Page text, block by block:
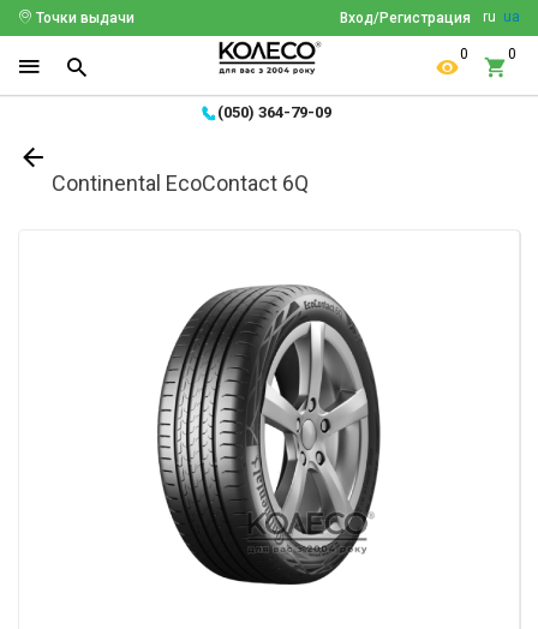
ru ua
Вход/Регистрация
Точки выдачи
0 0
(050) 364-79-09
Continental EcoContact 6Q